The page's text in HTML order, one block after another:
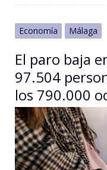
Economía Málaga
El paro baja
97.504
los 790.000